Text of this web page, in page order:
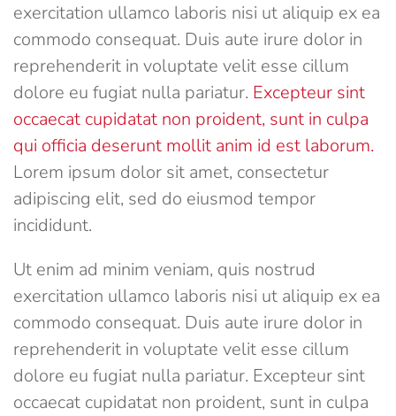
exercitation ullamco laboris nisi ut aliquip ex ea
commodo consequat. Duis aute irure dolor in
reprehenderit in voluptate velit esse cillum
dolore eu fugiat nulla pariatur. Excepteur sint
occaecat cupidatat non proident, sunt in culpa
qui officia deserunt mollit anim id est laborum.
Lorem ipsum dolor sit amet, consectetur
adipiscing elit, sed do eiusmod tempor
incididunt.
Ut enim ad minim veniam, quis nostrud
exercitation ullamco laboris nisi ut aliquip ex ea
commodo consequat. Duis aute irure dolor in
reprehenderit in voluptate velit esse cillum
dolore eu fugiat nulla pariatur. Excepteur sint
occaecat cupidatat non proident, sunt in culpa